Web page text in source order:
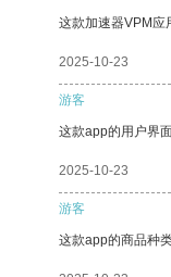
这款加速器VPM应
2025-10-23
游客
这款app的用户界
2025-10-23
游客
这款app的商品种